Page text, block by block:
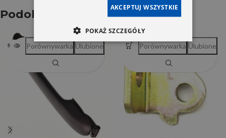
Podobne produkty
SOLD OUTPorównywarka Ulubione Porównywarka Ulubione
AKCEPTUJ WSZYSTKIE
POKAŻ SZCZEGÓŁY